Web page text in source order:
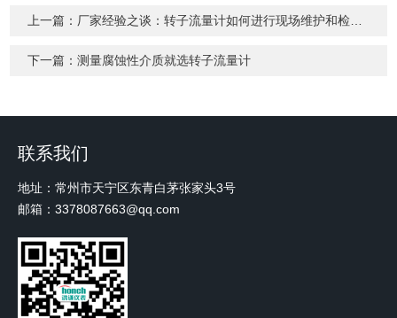
上一篇： 厂家经验之谈：转子流量计如何进行现场维护和检修？
下一篇：测量腐蚀性介质就选转子流量计
联系我们
地址：常州市天宁区东青白茅张家头3号
邮箱：3378087663@qq.com